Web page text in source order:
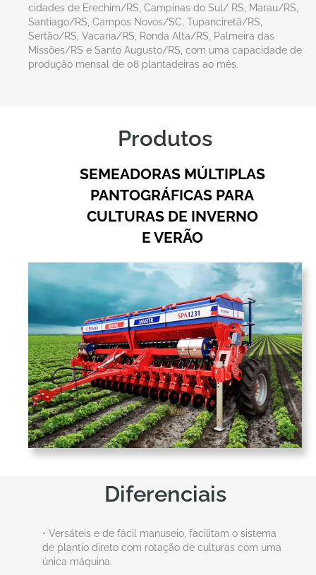
cidades de Erechim/RS, Campinas do Sul/ RS, Marau/RS,
Santiago/RS, Campos Novos/SC, Tupanciretã/RS,
Sertão/RS, Vacaria/RS, Ronda Alta/RS, Palmeira das
Missões/RS e Santo Augusto/RS, com uma capacidade de
produção mensal de 08 plantadeiras ao mês.
Produtos
SEMEADORAS MÚLTIPLAS
PANTOGRÁFICAS PARA
CULTURAS DE INVERNO
E VERÃO
Diferenciais
• Versáteis e de fácil manuseio, facilitam o sistema
de plantio direto com rotação de culturas com uma
única máquina.